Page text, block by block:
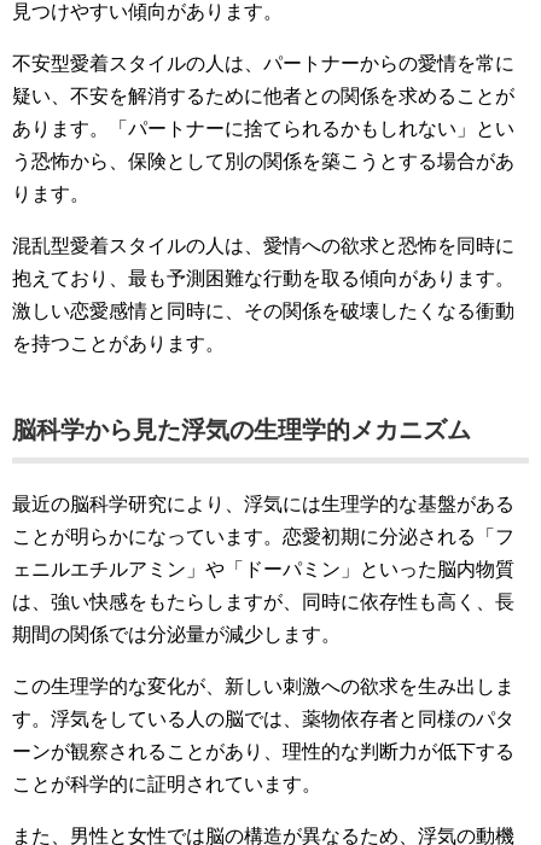
見つけやすい傾向があります。
不安型愛着スタイルの人は、パートナーからの愛情を常に
疑い、不安を解消するために他者との関係を求めることが
あります。「パートナーに捨てられるかもしれない」とい
う恐怖から、保険として別の関係を築こうとする場合があ
ります。
混乱型愛着スタイルの人は、愛情への欲求と恐怖を同時に
抱えており、最も予測困難な行動を取る傾向があります。
激しい恋愛感情と同時に、その関係を破壊したくなる衝動
を持つことがあります。
脳科学から見た浮気の生理学的メカニズム
最近の脳科学研究により、浮気には生理学的な基盤がある
ことが明らかになっています。恋愛初期に分泌される「フ
ェニルエチルアミン」や「ドーパミン」といった脳内物質
は、強い快感をもたらしますが、同時に依存性も高く、長
期間の関係では分泌量が減少します。
この生理学的な変化が、新しい刺激への欲求を生み出しま
す。浮気をしている人の脳では、薬物依存者と同様のパタ
ーンが観察されることがあり、理性的な判断力が低下する
ことが科学的に証明されています。
また、男性と女性では脳の構造が異なるため、浮気の動機